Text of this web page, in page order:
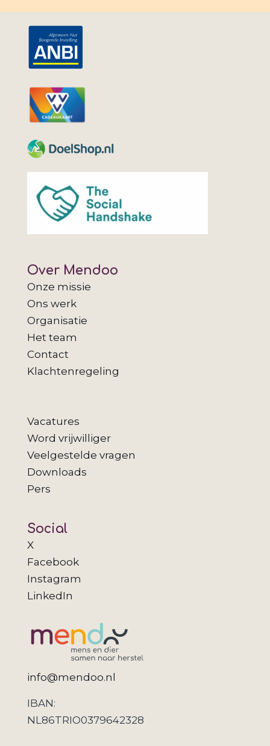
Over Mendoo
Onze missie
Ons werk
Organisatie
Het team
Contact
Klachtenregeling
Vacatures
Word vrijwilliger
Veelgestelde vragen
Downloads
Pers
Social
X
Facebook
Instagram
LinkedIn
info@mendoo.nl
IBAN:
NL86TRIO0379642328